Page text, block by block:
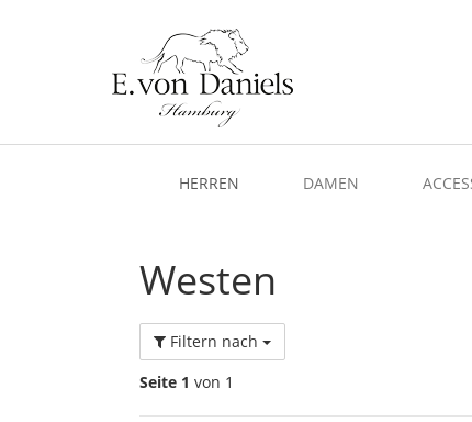
HERREN DAMEN
Westen
Filtern nach
Seite 1 von 1